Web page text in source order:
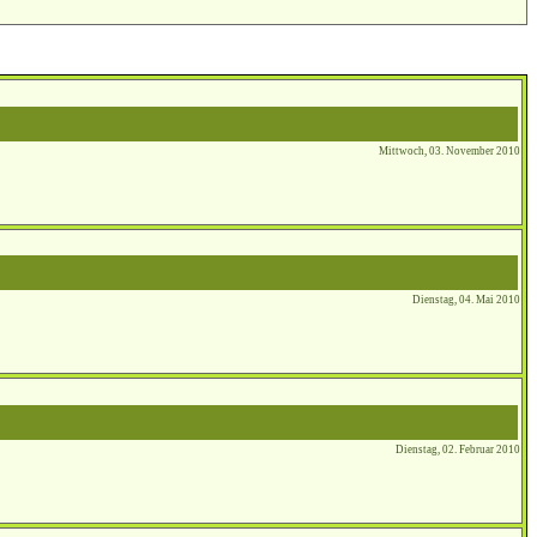
Mittwoch, 03. November 2010
Dienstag, 04. Mai 2010
Dienstag, 02. Februar 2010